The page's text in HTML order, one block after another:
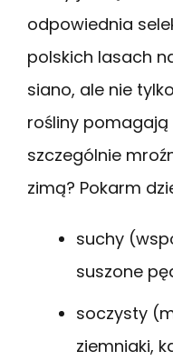
odpowiednia
polskich lasach
siano, ale nie
rośliny
szczególnie
zimą? Pokarm
suchy
suszone
soczysty
ziemniaki,